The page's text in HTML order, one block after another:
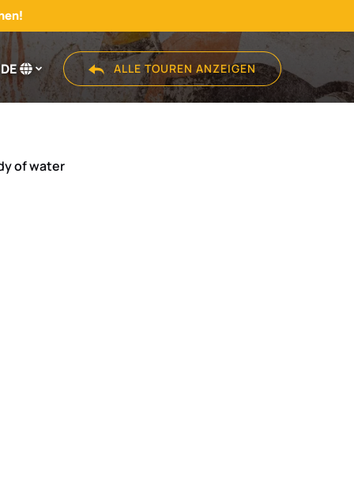
Wählen
Sie
DE ALLE TOUREN ANZEIGEN